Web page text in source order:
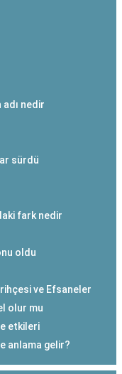
nedir
sürdü
fark nedir
oldu
ve Efsaneler
olur mu
etkileri
anlama gelir?